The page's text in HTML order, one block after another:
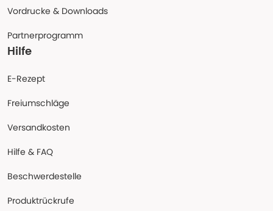
Vordrucke & Downloads
Partnerprogramm
Hilfe
E-Rezept
Freiumschläge
Versandkosten
Hilfe & FAQ
Beschwerdestelle
Produktrückrufe